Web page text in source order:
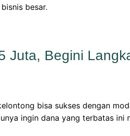
besar.
Juta, Begini
bisa sukses dengan
ingin dana yang terbatas ini